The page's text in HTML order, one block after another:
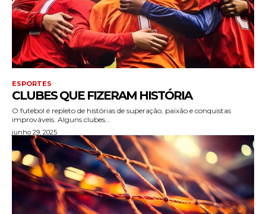
ESPORTES
CLUBES QUE FIZERAM HISTÓRIA
O futebol é repleto de histórias de superação, paixão e conquistas
improváveis. Alguns clubes...
junho 29, 2025